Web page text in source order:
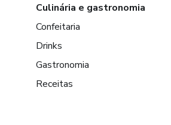
Culinária e gastronomia
Confeitaria
Drinks
Gastronomia
Receitas